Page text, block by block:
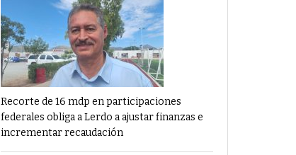
Recorte de 16 mdp en participaciones
federales obliga a Lerdo a ajustar finanzas e
incrementar recaudación